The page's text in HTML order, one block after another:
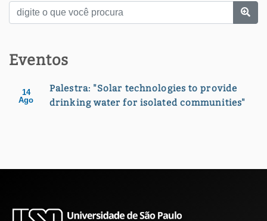
Eventos
14
Ago
Palestra: "Solar technologies to provide
drinking water for isolated communities"